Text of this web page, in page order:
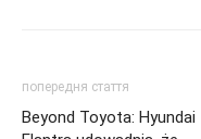
попередня стаття
Beyond Toyota: Hyundai